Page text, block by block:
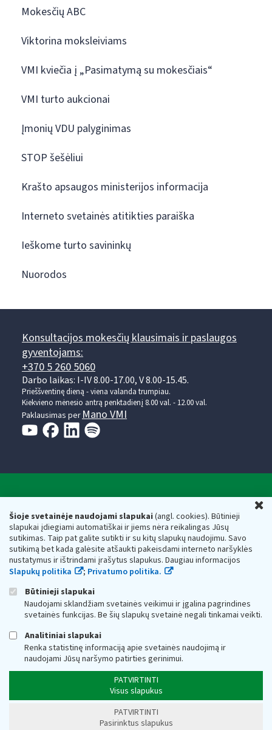
Šioje svetainėje naudojami slapukai(angl. cookies). Būtinieji
slapukai įdiegiami automatiškai ir jiems nėra reikalingas Jūsų
sutikimas. Taip pat galite sutikti ir su kitų slapukų naudojimu. Savo
sutikimą bet kada galėsite atšaukti pakeisdami interneto naršyklės
nustatymus ir ištrindami įrašytus slapukus. Daugiau informacijos
Slapukų politika
; Privatumo politika.
Būtinieji slapukai
Naudojami sklandžiam svetainės veikimui ir įgalina pagrindines
svetainės funkcijas. Be šių slapukų svetainė negali tinkamai veikti.
Analitiniai slapukai
Renka statistinę informaciją apie svetainės naudojimą ir
naudojami Jūsų naršymo patirties gerinimui.
PATVIRTINTI
Visus slapukus
PATVIRTINTI
Pasirinktus slapukus
Mokesčių ABC
Viktorina moksleiviams
VMI kviečia į „Pasimatymą su mokesčiais“
VMI turto aukcionai
Įmonių VDU palyginimas
STOP šešėliui
Krašto apsaugos ministerijos informacija
Interneto svetainės atitikties paraiška
Ieškome turto savininkų
Nuorodos
Konsultacijos mokesčių klausimais ir paslaugos
gyventojams:
+370 5 260 5060
Darbo laikas: I-IV 8.00-17.00, V 8.00-15.45.
Prieššventinę dieną - viena valanda trumpiau.
Kiekvieno mėnesio antrą penktadienį 8.00 val. - 12.00 val.
Paklausimas perMano VMI
Valstybinė mokesčių inspekcija prie Lietuvos
Respublikos finansų ministerijos
Biudžetinė įstaiga. Juridinio asmens kodas — 188659752,
adresas: Vasario 16-osios g. 14, 01107 Vilnius, Lietuva, el.paštas:
vmi@vmi.lt , E. pristatymo dėžutės adresas 188659752
Duomenys apie Valstybinę mokesčių inspekciją prie Lietuvos
Respublikos finansų ministerijos kaupiami ir saugomi Juridinių